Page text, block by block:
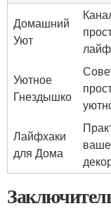
Домашний
Уют
Уютное
Гнездышко
Лайфхаки
для Дома